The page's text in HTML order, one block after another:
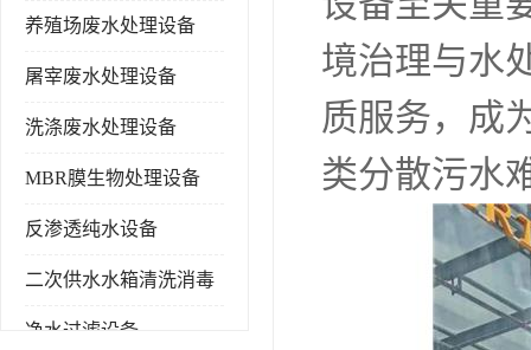
养殖场废水处理设备
屠宰废水处理设备
洗涤废水处理设备
MBR膜生物处理设备
反渗透纯水设备
二次供水水箱清洗消毒
净水过滤设备
境治理与水
质服务，成
类分散污水